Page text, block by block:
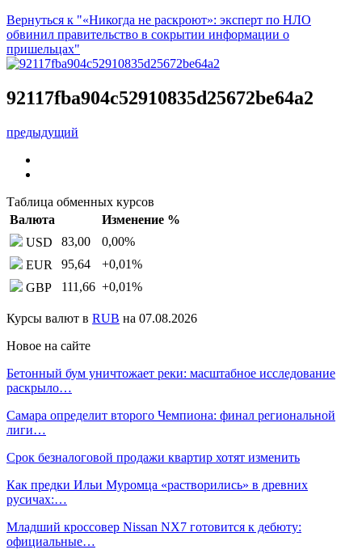
Вернуться к "«Никогда не раскроют»: эксперт по НЛО
обвинил правительство в сокрытии информации о
пришельцах"
92117fba904c52910835d25672be64a2
предыдущий
Таблица обменных курсов
Валюта
Изменение %
USD
83,00 0,00%
EUR
95,64 +0,01%
GBP
111,66 +0,01%
Курсы валют в RUB на 07.08.2026
Новое на сайте
Бетонный бум уничтожает реки: масштабное исследование
раскрыло…
Самара определит второго Чемпиона: финал региональной
лиги…
Срок безналоговой продажи квартир хотят изменить
Как предки Ильи Муромца «растворились» в древних
русичах:…
Младший кроссовер Nissan NX7 готовится к дебюту:
официальные…